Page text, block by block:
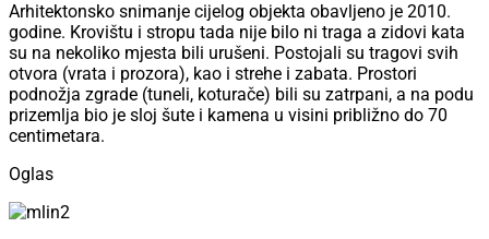
Arhitektonsko snimanje cijelog objekta obavljeno je 2010.
godine. Krovištu i stropu tada nije bilo ni traga a zidovi kata
su na nekoliko mjesta bili urušeni. Postojali su tragovi svih
otvora (vrata i prozora), kao i strehe i zabata. Prostori
podnožja zgrade (tuneli, koturače) bili su zatrpani, a na podu
prizemlja bio je sloj šute i kamena u visini približno do 70
centimetara.
Oglas